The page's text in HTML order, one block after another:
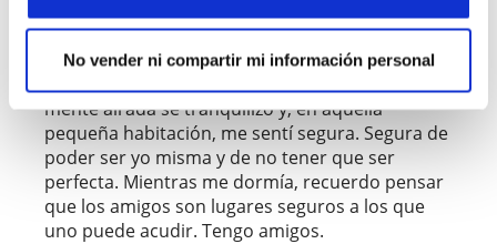
No vender ni compartir mi información personal
trabajando, pero el baño está al final del pasillo
y puedes usar mis cosas”. Asentí y,
obedientemente, fui a darme una ducha. Mi
mente airada se tranquilizó y, en aquella
pequeña habitación, me sentí segura. Segura de
poder ser yo misma y de no tener que ser
perfecta. Mientras me dormía, recuerdo pensar
que los amigos son lugares seguros a los que
uno puede acudir. Tengo amigos.